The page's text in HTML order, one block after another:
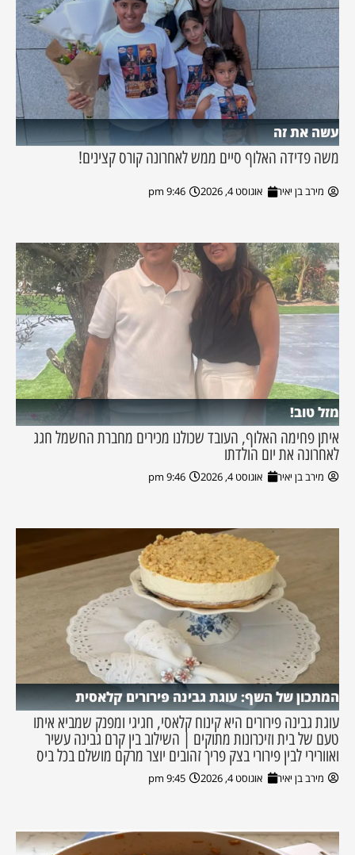
עשה את זה
משה פדידה האלוף סיים ממש לאחרונה קורס קצינים!
מירב בן יאיר אוגוסט 4, 2026 9:46 pm
מזל טוב!
איתן פחימה האלוף, העובד שכולנו מכירים מחברת החשמל חגג
לאחרונה את יום הולדתו
מירב בן יאיר אוגוסט 4, 2026 9:46 pm
המתכון של השף: עוגת גבינה פירורים קלאסית
עוגת גבינה פירורים היא קינוח קלאסי, חגיגי ומפנק שמביא איתו
טעם של בית וזיכרונות מתוקים | השילוב בין קרם גבינה עשיר
ואוורירי לבין פירורי בצק פריך זהובים יוצר מרקם מושלם בכל ביס
מירב בן יאיר אוגוסט 4, 2026 9:45 pm